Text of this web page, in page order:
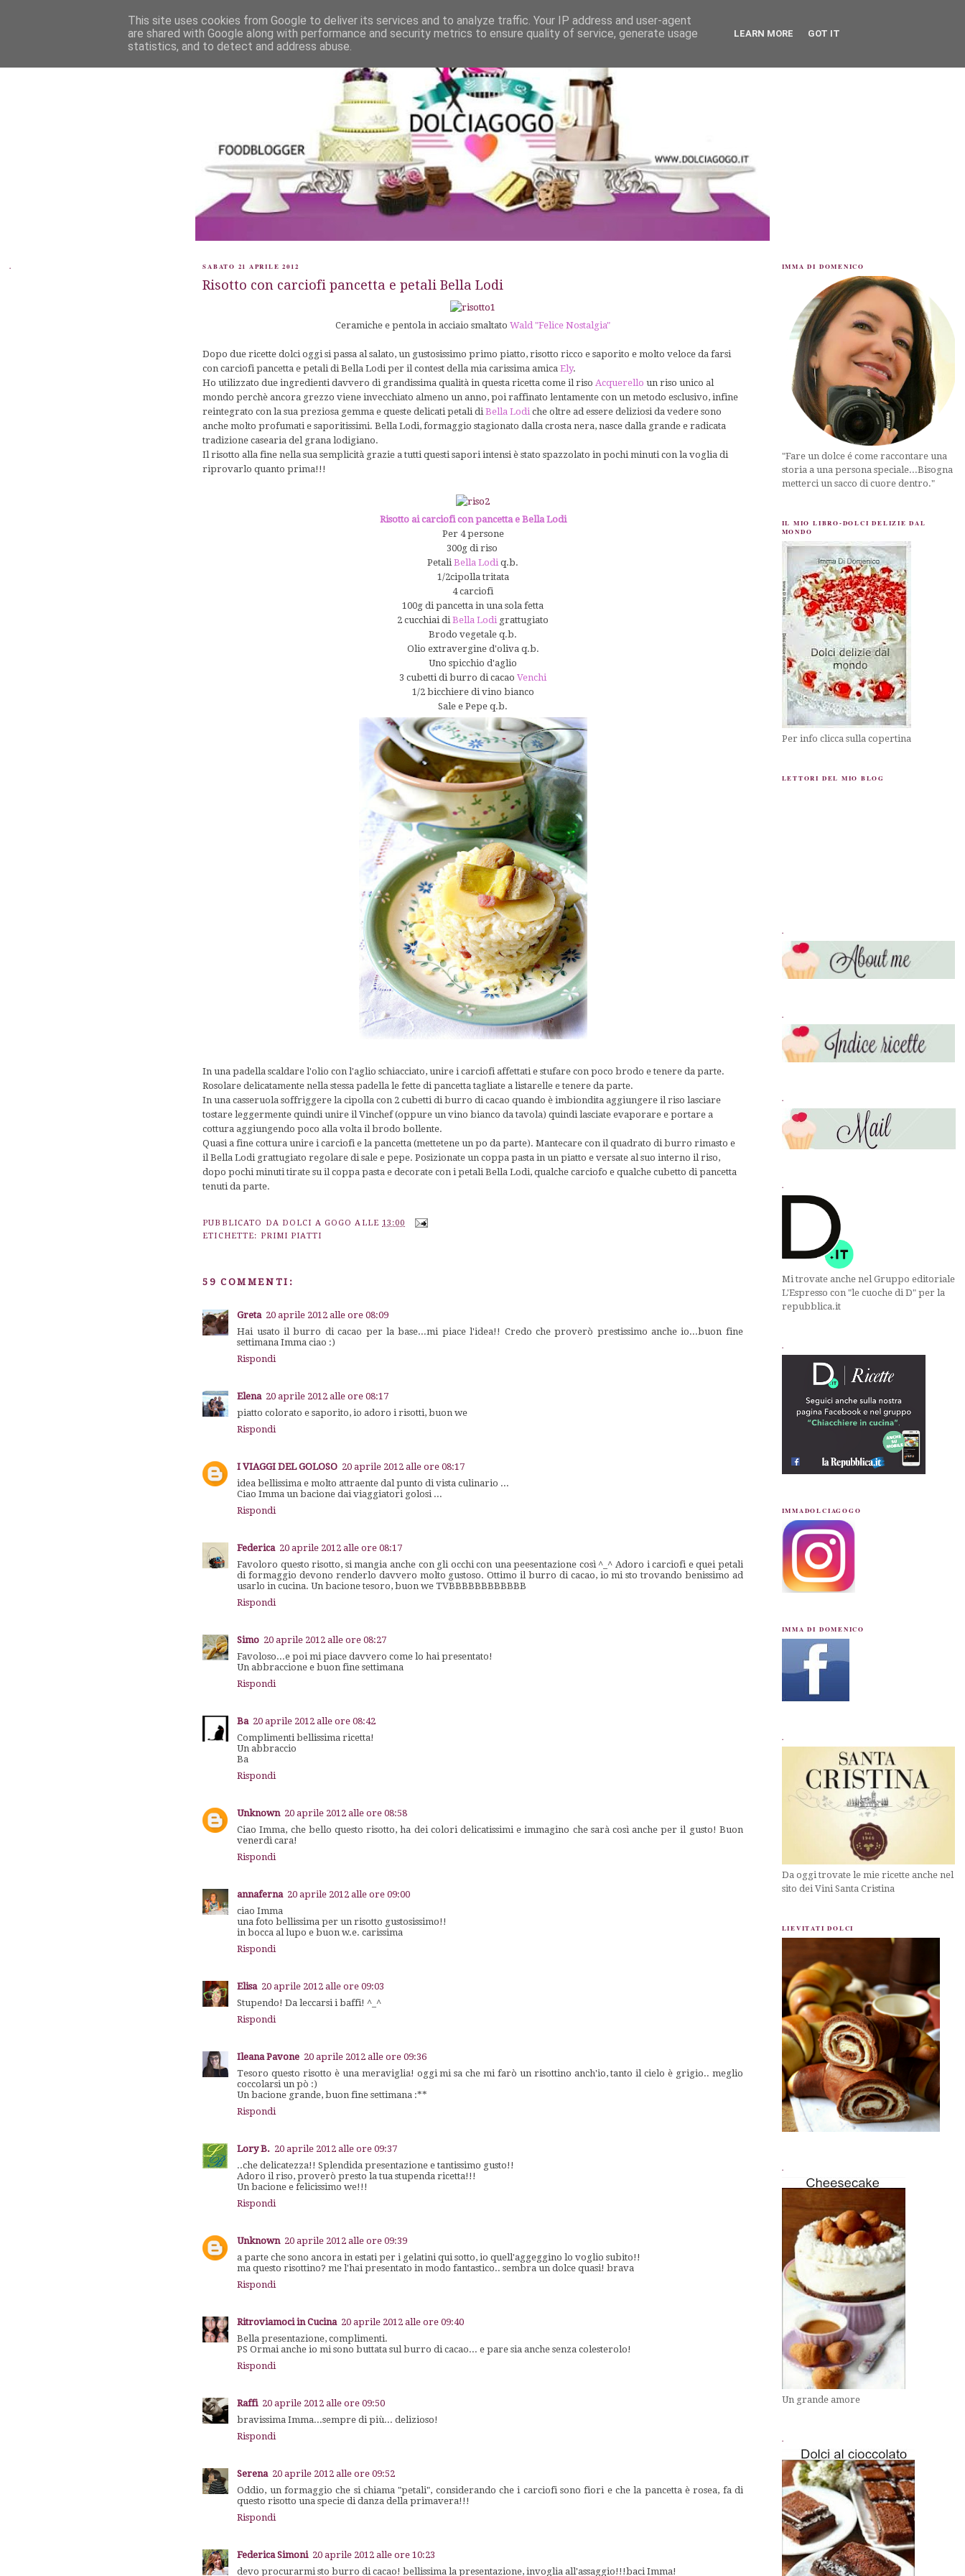
. SABATO 21 APRILE 2012
Risotto con carciofi pancetta e petali Bella Lodi
Ceramiche e pentola in acciaio smaltatoWald "Felice Nostalgia"
Dopo due ricette dolci oggi si passa al salato, un gustosissimo primo piatto, risotto ricco e saporito e molto veloce da farsi
con carciofi pancetta e petali di Bella Lodi per il contest della mia carissima amica Ely.
Ho utilizzato due ingredienti davvero di grandissima qualità in questa ricetta come il riso Acquerello un riso unico al
mondo perchè ancora grezzo viene invecchiato almeno un anno, poi raffinato lentamente con un metodo esclusivo, infine
reintegrato con la sua preziosa gemma e queste delicati petali diBella Lodi che oltre ad essere deliziosi da vedere sono
anche molto profumati e saporitissimi. Bella Lodi, formaggio stagionato dalla crosta nera, nasce dalla grande e radicata
tradizione casearia del grana lodigiano.
Il risotto alla fine nella sua semplicità grazie a tutti questi sapori intensi è stato spazzolato in pochi minuti con la voglia di
riprovarlo quanto prima!!!
Risotto ai carciofi con pancetta e Bella Lodi
Per 4 persone
300g di riso
PetaliBella Lodi q.b.
1/2cipolla tritata
4 carciofi
100g di pancetta in una sola fetta
2 cucchiai diBella Lodi grattugiato
Brodo vegetale q.b.
Olio extravergine d'oliva q.b.
Uno spicchio d'aglio
3 cubetti di burro di cacaoVenchi
1/2 bicchiere di vino bianco
Sale e Pepe q.b.
In una padella scaldare l'olio con l'aglio schiacciato, unire i carciofi affettati e stufare con poco brodo e tenere da parte.
Rosolare delicatamente nella stessa padella le fette di pancetta tagliate a listarelle e tenere da parte.
In una casseruola soffriggere la cipolla con 2 cubetti di burro di cacao quando è imbiondita aggiungere il riso lasciare
tostare leggermente quindi unire il Vinchef (oppure un vino bianco da tavola) quindi lasciate evaporare e portare a
cottura aggiungendo poco alla volta il brodo bollente.
Quasi a fine cottura unire i carciofi e la pancetta (mettetene un po da parte). Mantecare con il quadrato di burro rimasto e
il Bella Lodi grattugiato regolare di sale e pepe. Posizionate un coppa pasta in un piatto e versate al suo interno il riso,
dopo pochi minuti tirate su il coppa pasta e decorate con i petali Bella Lodi, qualche carciofo e qualche cubetto di pancetta
tenuti da parte.
PUBBLICATO DA DOLCI A GOGO ALLE 13:00
ETICHETTE: PRIMI PIATTI
59 COMMENTI:
Greta 20 aprile 2012 alle ore 08:09
Hai usato il burro di cacao per la base...mi piace l'idea!! Credo che proverò prestissimo anche io...buon fine
settimana Imma ciao :)
Rispondi
Elena 20 aprile 2012 alle ore 08:17
piatto colorato e saporito, io adoro i risotti, buon we
Rispondi
I VIAGGI DEL GOLOSO 20 aprile 2012 alle ore 08:17
idea bellissima e molto attraente dal punto di vista culinario ...
Ciao Imma un bacione dai viaggiatori golosi ...
Rispondi
Federica 20 aprile 2012 alle ore 08:17
Favoloro questo risotto, si mangia anche con gli occhi con una peesentazione così ^_^ Adoro i carciofi e quei petali
di formaggio devono renderlo davvero molto gustoso. Ottimo il burro di cacao, io mi sto trovando benissimo ad
usarlo in cucina. Un bacione tesoro, buon we TVBBBBBBBBBBBB
Rispondi
Simo 20 aprile 2012 alle ore 08:27
Favoloso...e poi mi piace davvero come lo hai presentato!
Un abbraccione e buon fine settimana
Rispondi
Ba 20 aprile 2012 alle ore 08:42
Complimenti bellissima ricetta!
Un abbraccio
Ba
Rispondi
Unknown 20 aprile 2012 alle ore 08:58
Ciao Imma, che bello questo risotto, ha dei colori delicatissimi e immagino che sarà così anche per il gusto! Buon
venerdì cara!
Rispondi
annaferna 20 aprile 2012 alle ore 09:00
ciao Imma
una foto bellissima per un risotto gustosissimo!!
in bocca al lupo e buon w.e. carissima
Rispondi
Elisa 20 aprile 2012 alle ore 09:03
Stupendo! Da leccarsi i baffi! ^_^
Rispondi
Ileana Pavone 20 aprile 2012 alle ore 09:36
Tesoro questo risotto è una meraviglia! oggi mi sa che mi farò un risottino anch'io, tanto il cielo è grigio.. meglio
coccolarsi un pò :)
Un bacione grande, buon fine settimana :**
Rispondi
Lory B. 20 aprile 2012 alle ore 09:37
..che delicatezza!! Splendida presentazione e tantissimo gusto!!
Adoro il riso, proverò presto la tua stupenda ricetta!!!
Un bacione e felicissimo we!!!
Rispondi
Unknown 20 aprile 2012 alle ore 09:39
a parte che sono ancora in estati per i gelatini qui sotto, io quell'aggeggino lo voglio subito!!
ma questo risottino? me l'hai presentato in modo fantastico.. sembra un dolce quasi! brava
Rispondi
Ritroviamoci in Cucina 20 aprile 2012 alle ore 09:40
Bella presentazione, complimenti.
PS Ormai anche io mi sono buttata sul burro di cacao... e pare sia anche senza colesterolo!
Rispondi
Raffi 20 aprile 2012 alle ore 09:50
bravissima Imma...sempre di più... delizioso!
Rispondi
Serena 20 aprile 2012 alle ore 09:52
Oddio, un formaggio che si chiama "petali", considerando che i carciofi sono fiori e che la pancetta è rosea, fa di
questo risotto una specie di danza della primavera!!!
Rispondi
Federica Simoni 20 aprile 2012 alle ore 10:23
devo procurarmi sto burro di cacao! bellissima la presentazione, invoglia all'assaggio!!!baci Imma!
IMMA DI DOMENICO
"Fare un dolce é come raccontare una
storia a una persona speciale...Bisogna
metterci un sacco di cuore dentro."
IL MIO LIBRO-DOLCI DELIZIE DAL
MONDO
Per info clicca sulla copertina
LETTORI DEL MIO BLOG
.
.
.
.
Mi trovate anche nel Gruppo editoriale
L'Espresso con "le cuoche di D" per la
repubblica.it
.
IMMADOLCIAGOGO
IMMA DI DOMENICO
.
Da oggi trovate le mie ricette anche nel
sito dei Vini Santa Cristina
LIEVITATI DOLCI
.
Un grande amore
.
This site uses cookies from Google to deliver its services and to analyze traffic. Your IP address and user-agent
are shared with Google along with performance and security metrics to ensure quality of service, generate usage
statistics, and to detect and address abuse.
LEARN MORE GOT IT